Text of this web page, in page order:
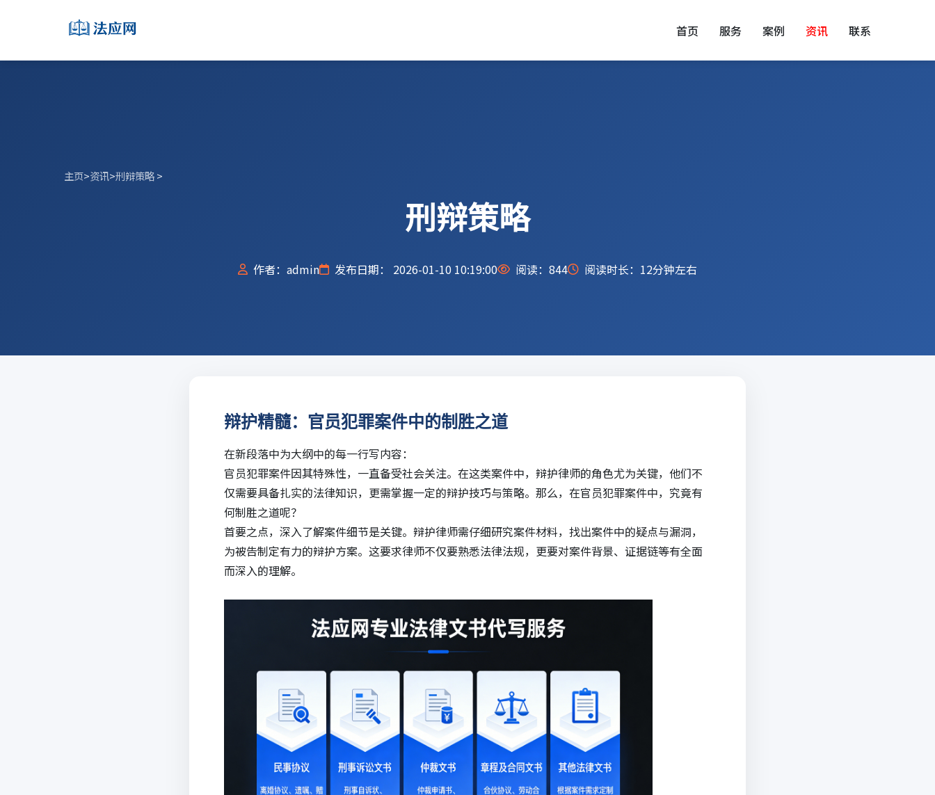
首页 服务 案例 资讯 联系
主页>资讯>刑辩策略>
刑辩策略
作者：admin 发布日期： 2026-01-10 10:19:00 阅读： 844 阅读时长：12分钟左右
辩护精髓：官员犯罪案件中的制胜之道
在新段落中为大纲中的每一行写内容：
官员犯罪案件因其特殊性，一直备受社会关注。在这类案件中，辩护律师的角色尤为关键，他们不
仅需要具备扎实的法律知识，更需掌握一定的辩护技巧与策略。那么，在官员犯罪案件中，究竟有
何制胜之道呢？
首要之点，深入了解案件细节是关键。辩护律师需仔细研究案件材料，找出案件中的疑点与漏洞，
为被告制定有力的辩护方案。这要求律师不仅要熟悉法律法规，更要对案件背景、证据链等有全面
而深入的理解。